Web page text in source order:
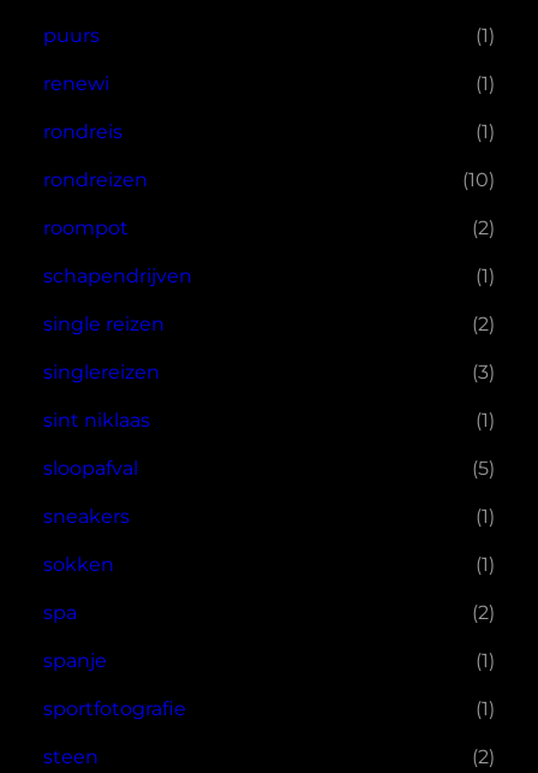
puurs (1)
renewi (1)
rondreis (1)
rondreizen (10)
roompot (2)
schapendrijven (1)
single reizen (2)
singlereizen (3)
sint niklaas (1)
sloopafval (5)
sneakers (1)
sokken (1)
spa (2)
spanje (1)
sportfotografie (1)
steen (2)